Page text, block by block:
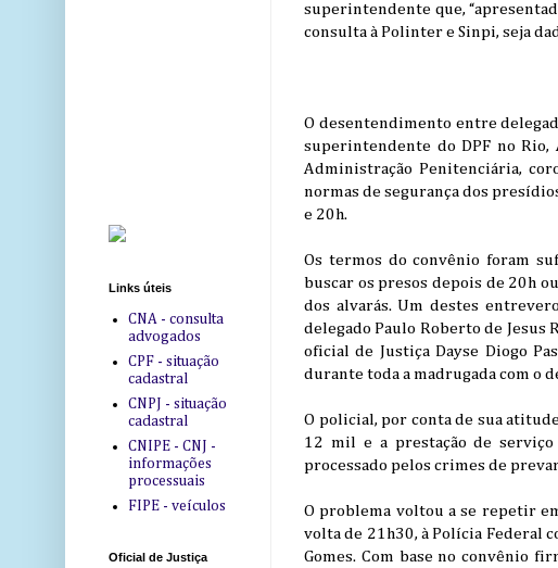
superintendente que,
consulta à Polinter e Sinpi, seja
O desentendimento entre
superintendente do DPF no Rio,
Administração Penitenciária,
normas de segurança dos
e 20h.
Os termos do convênio foram
buscar os presos depois de 20h
dos alvarás. Um destes
delegado Paulo Roberto de Jesus
oficial de Justiça Dayse Diogo
durante toda a madrugada com o
O policial, por conta de sua
12 mil e a prestação de
processado pelos crimes de
O problema voltou a se repetir
volta de 21h30, à Polícia Federal
Gomes. Com base no convênio
Links úteis
CNA - consulta
advogados
CPF - situação
cadastral
CNPJ - situação
cadastral
CNIPE - CNJ -
informações
processuais
FIPE - veículos
Oficial de Justiça